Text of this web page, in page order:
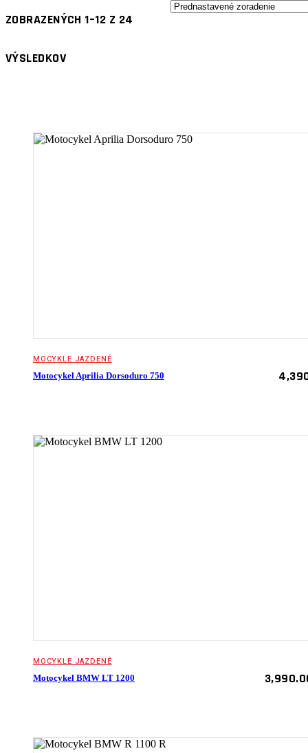
ZOBRAZENÝCH 1–12 Z 24
VÝSLEDKOV
MOCYKLE JAZDENÉ
Motocykel Aprilia Dorsoduro 750
MOCYKLE JAZDENÉ
Motocykel BMW LT 1200